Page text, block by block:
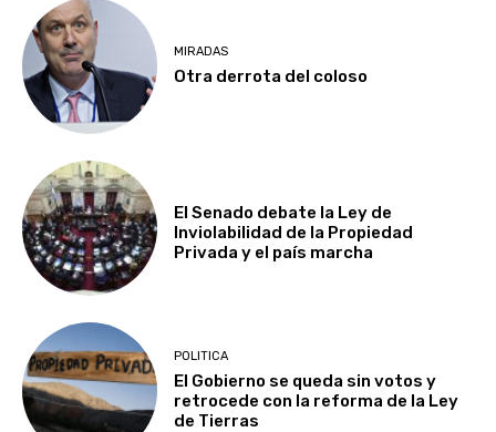
MIRADAS
Otra derrota del coloso
El Senado debate la Ley de
Inviolabilidad de la Propiedad
Privada y el país marcha
POLITICA
El Gobierno se queda sin votos y
retrocede con la reforma de la Ley
de Tierras